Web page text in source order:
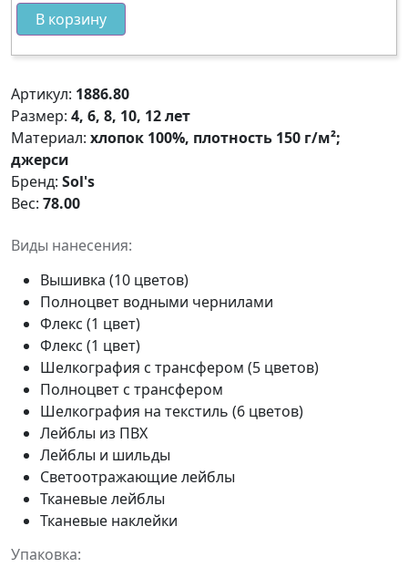
В корзину
Артикул: 1886.80
Размер: 4, 6, 8, 10, 12 лет
Материал: хлопок 100%, плотность 150 г/м²;
джерси
Бренд: Sol's
Вес: 78.00
Виды нанесения:
Вышивка (10 цветов)
Полноцвет водными чернилами
Флекс (1 цвет)
Флекс (1 цвет)
Шелкография с трансфером (5 цветов)
Полноцвет с трансфером
Шелкография на текстиль (6 цветов)
Лейблы из ПВХ
Лейблы и шильды
Светоотражающие лейблы
Тканевые лейблы
Тканевые наклейки
Упаковка: